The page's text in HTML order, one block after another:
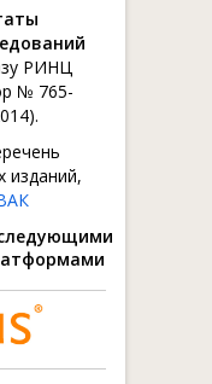
РИНЦ
№ 765-
изданий,